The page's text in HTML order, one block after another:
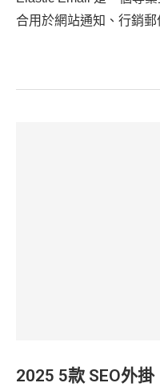
合用於網站通知、行銷郵
2025 5款 SEO外